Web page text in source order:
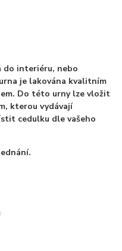
do interiéru, nebo
je lakována kvalitním
Do této urny lze vložit
kterou vydávají
cedulku dle vašeho